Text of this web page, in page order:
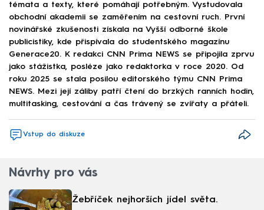
témata a texty, které pomáhají potřebným. Vystudovala
obchodní akademii se zaměřením na cestovní ruch. První
novinářské zkušenosti získala na Vyšší odborné škole
publicistiky, kde přispívala do studentského magazínu
Generace20. K redakci CNN Prima NEWS se připojila zprvu
jako stážistka, posléze jako redaktorka v roce 2020. Od
roku 2025 se stala posilou editorského týmu CNN Prima
NEWS. Mezi její záliby patří čtení do brzkých ranních hodin,
multitasking, cestování a čas trávený se zvířaty a přáteli.
Vstup do diskuze
Návrhy pro vás
Žebříček nejhorších jídel světa.